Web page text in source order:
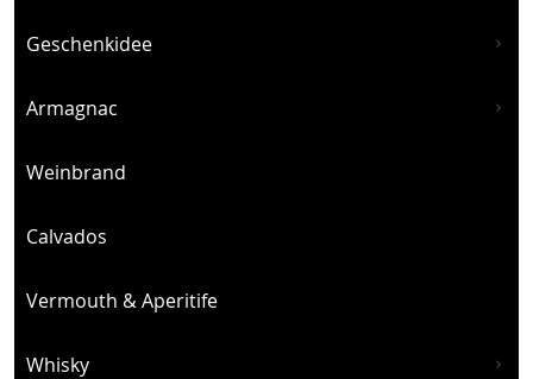
Geschenkidee
Armagnac
Weinbrand
Calvados
Vermouth & Aperitife
Whisky